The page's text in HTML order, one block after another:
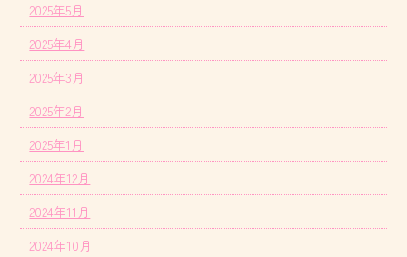
2025年5月
2025年4月
2025年3月
2025年2月
2025年1月
2024年12月
2024年11月
2024年10月